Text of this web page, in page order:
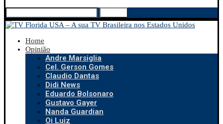
Home
Opinião
Andre Marsiglia
Cel. Gerson Gomes
Claudio Dantas
Didi News
Eduardo Bolsonaro
Gustavo Gayer
Nanda Guardian
Oi Luiz